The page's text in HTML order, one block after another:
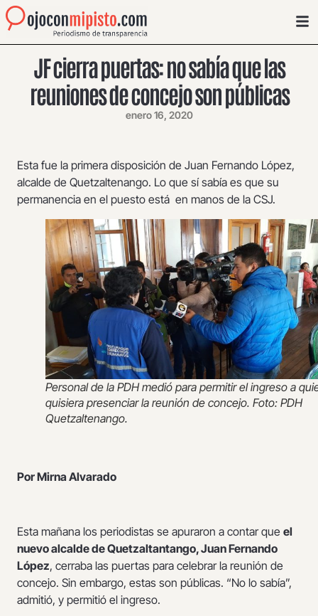
JF cierra puertas: no sabía que las
reuniones de concejo son públicas
enero 16, 2020
Esta fue la primera disposición de Juan Fernando López,
alcalde de Quetzaltenango. Lo que sí sabía es que su
permanencia en el puesto está en manos de la CSJ.
Personal de la PDH medió para permitir el ingreso a
quisiera presenciar la reunión de concejo. Foto: PDH
Quetzaltenango.
Por Mirna Alvarado
Esta mañana los periodistas se apuraron a contar que el
nuevo alcalde de Quetzaltantango, Juan Fernando
López, cerraba las puertas para celebrar la reunión de
concejo. Sin embargo, estas son públicas. “No lo sabía”,
admitió, y permitió el ingreso.